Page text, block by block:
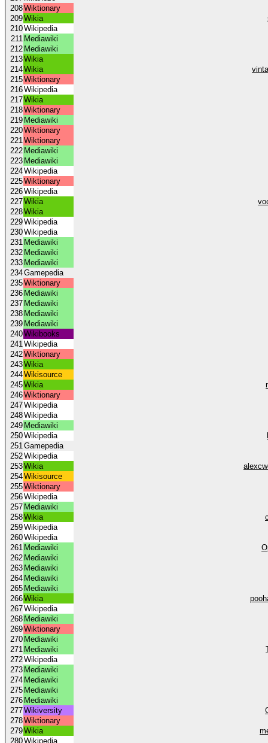
208Wiktionary
209Wikia
210Wikipedia
211 Mediawiki
212 Mediawiki
213Wikia
214Wikia
215Wiktionary
216Wikipedia
217Wikia
218Wiktionary
219 Mediawiki
220Wiktionary
221Wiktionary
222 Mediawiki
223 Mediawiki
224Wikipedia
225Wiktionary
226Wikipedia
227Wikia
228Wikia
229Wikipedia
230Wikipedia
231 Mediawiki
232 Mediawiki
233 Mediawiki
234Gamepedia
235Wiktionary
236 Mediawiki
237 Mediawiki
238 Mediawiki
239 Mediawiki
240Wikibooks
241Wikipedia
242Wiktionary
243Wikia
244Wikisource
245Wikia
246Wiktionary
247Wikipedia
248Wikipedia
249 Mediawiki
250Wikipedia
251Gamepedia
252Wikipedia
253Wikia
254Wikisource
255Wiktionary
256Wikipedia
257 Mediawiki
258Wikia
259Wikipedia
260Wikipedia
261 Mediawiki
262 Mediawiki
263 Mediawiki
264 Mediawiki
265 Mediawiki
266Wikia
267Wikipedia
268 Mediawiki
269Wiktionary
270 Mediawiki
271 Mediawiki
272Wikipedia
273 Mediawiki
274 Mediawiki
275 Mediawiki
276 Mediawiki
277Wikiversity
278Wiktionary
279Wikia
280Wikipedia